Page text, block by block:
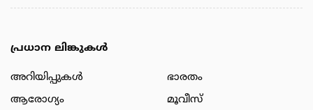
പ്രധാന ലിങ്കുകൾ
അറിയിപ്പുകള്‍
ആരോഗ്യം
ഭാരതം
മൂവീസ്